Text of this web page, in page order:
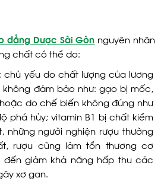
đẳng Dược Sài Gòn nguyên nhân
chất có thể do:
chủ yếu do chất lượng của lương
đảm bảo như: gạo bị mốc,
do chế biến không đúng như
phá hủy; vitamin B1 bị chất kiềm
những người nghiện rượu thường
rượu cũng làm tổn thương cơ
giảm khả năng hấp thu các
xơ gan.